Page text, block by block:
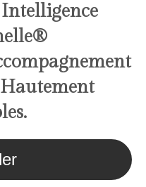
®
Hautement
.